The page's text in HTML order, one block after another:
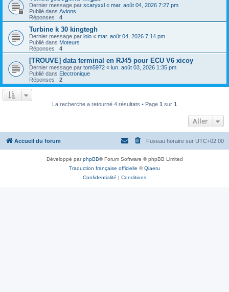
Dernier message par scaryxxl « mar. août 04, 2026 7:27 pm
Publié dans Avions
Réponses : 4
Turbine k 30 kingtegh
Dernier message par lolo « mar. août 04, 2026 7:14 pm
Publié dans Moteurs
Réponses : 4
[TROUVE] data terminal en RJ45 pour ECU V6 xicoy
Dernier message par tom5972 « lun. août 03, 2026 1:35 pm
Publié dans Electronique
Réponses : 2
La recherche a retourné 4 résultats • Page 1 sur 1
Aller
Accueil du forum Fuseau horaire sur UTC+02:00
Développé parphpBB® Forum Software © phpBB Limited
Traduction française officielle ©Qiaeru
Confidentialité | Conditions